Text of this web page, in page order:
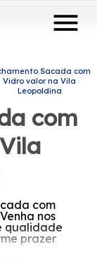
menu
Sacada com
Vidro valor na Vila
Leopoldina
com
com
nos
qualidade
prazer